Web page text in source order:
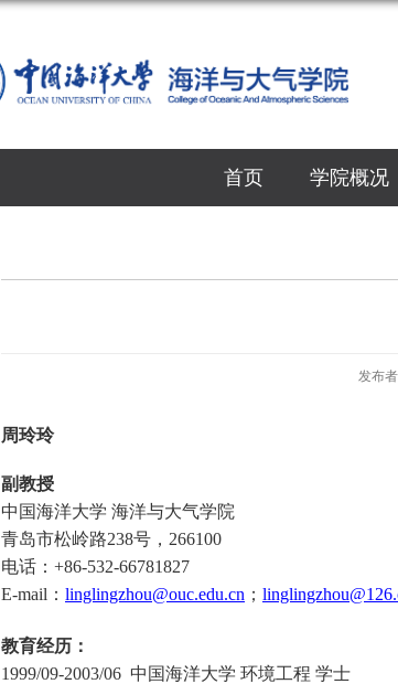
首页 学院概况
发布
周玲玲
副教授
中国海洋大学 海洋与大气学院
青岛市松岭路238号， 266100
电话： +86-532-66781827
E-mail ： linglingzhou@ouc.edu.cn ；
教育经历：
1999/09-2003/06 中国海洋大学 环境工程 学士